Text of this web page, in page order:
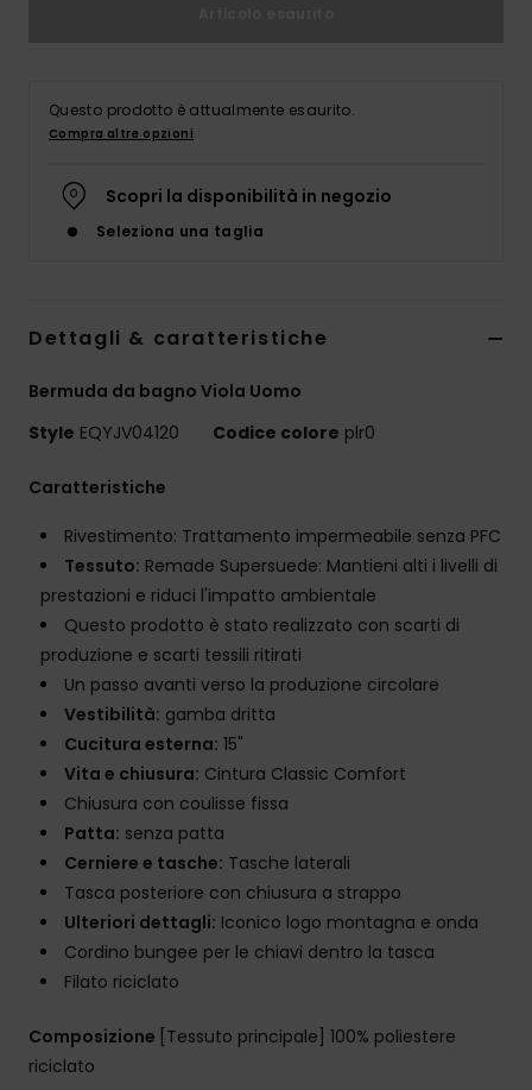
Questo prodotto è attualmente esaurito.
Compra altre opzioni
Scopri la disponibilità in negozio
Seleziona una taglia
Dettagli & caratteristiche
Bermuda da bagno Viola Uomo
Style EQYJV04120 Codice colore plr0
Caratteristiche
Rivestimento: Trattamento impermeabile senza PFC
Tessuto: Remade Supersuede: Mantieni alti i livelli di
prestazioni e riduci l'impatto ambientale
Questo prodotto è stato realizzato con scarti di
produzione e scarti tessili ritirati
Un passo avanti verso la produzione circolare
Vestibilità: gamba dritta
Cucitura esterna: 15"
Vita e chiusura: Cintura Classic Comfort
Chiusura con coulisse fissa
Patta: senza patta
Cerniere e tasche: Tasche laterali
Tasca posteriore con chiusura a strappo
Ulteriori dettagli: Iconico logo montagna e onda
Cordino bungee per le chiavi dentro la tasca
Filato riciclato
Composizione [Tessuto principale] 100% poliestere
riciclato